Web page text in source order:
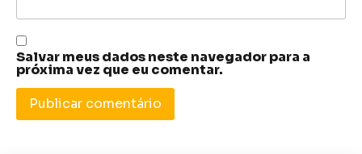
Salvar meus dados neste navegador para a
próxima vez que eu comentar.